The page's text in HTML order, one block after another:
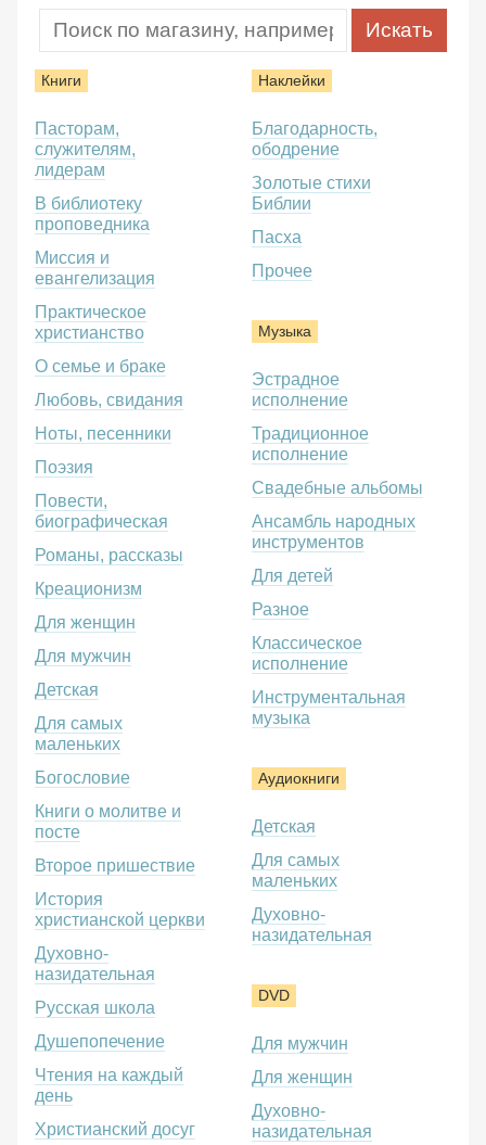
Книги
Пасторам,
служителям,
лидерам
В библиотеку
проповедника
Миссия и
евангелизация
Практическое
христианство
О семье и браке
Любовь, свидания
Ноты, песенники
Поэзия
Повести,
биографическая
Романы, рассказы
Креационизм
Для женщин
Для мужчин
Детская
Для самых
маленьких
Богословие
Книги о молитве и
посте
Второе пришествие
История
христианской церкви
Духовно-
назидательная
Русская школа
Душепопечение
Чтения на каждый
день
Христианский досуг
Наклейки
Благодарность,
ободрение
Золотые стихи
Библии
Пасха
Прочее
Музыка
Эстрадное
исполнение
Традиционное
исполнение
Свадебные альбомы
Ансамбль народных
инструментов
Для детей
Разное
Классическое
исполнение
Инструментальная
музыка
Аудиокниги
Детская
Для самых
маленьких
Духовно-
назидательная
DVD
Для мужчин
Для женщин
Духовно-
назидательная